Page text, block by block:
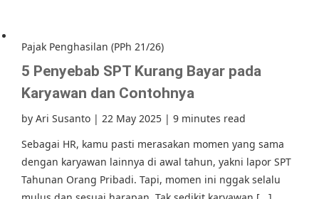
Pajak Penghasilan (PPh 21/26)
5 Penyebab SPT Kurang Bayar pada
Karyawan dan Contohnya
by Ari Susanto | 22 May 2025 | 9 minutes read
Sebagai HR, kamu pasti merasakan momen yang sama
dengan karyawan lainnya di awal tahun, yakni lapor SPT
Tahunan Orang Pribadi. Tapi, momen ini nggak selalu